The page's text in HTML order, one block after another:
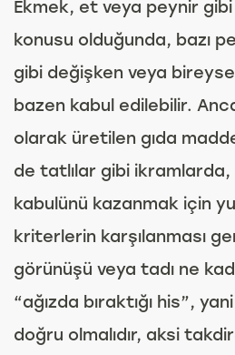
Ekmek, et veya peynir
konusu olduğunda, bazı
gibi değişken veya
bazen kabul edilebilir.
olarak üretilen gıda
de tatlılar gibi
kabulünü kazanmak için
kriterlerin karşılanması
görünüşü veya tadı ne
“ağızda bıraktığı his”,
doğru olmalıdır, aksi